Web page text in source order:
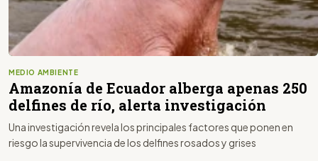
MEDIO AMBIENTE
Amazonía de Ecuador alberga apenas 250
delfines de río, alerta investigación
Una investigación revela los principales factores que ponen en
riesgo la supervivencia de los delfines rosados y grises